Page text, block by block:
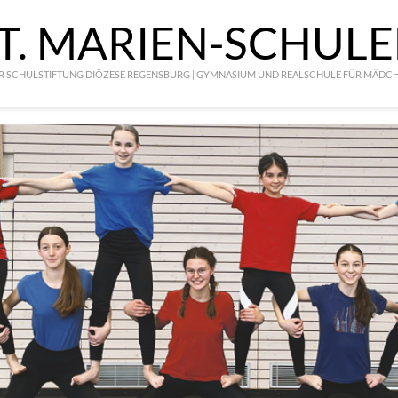
MARIEN-
SCHULSTIFTUNG DIÖZESE REGENSBURG | GYMNASIUM UND REALSCHULE FÜR